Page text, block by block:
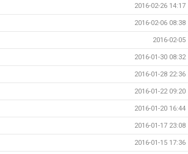
2016-02-26 14:17
2016-02-06 08:38
2016-02-05
2016-01-30 08:32
2016-01-28 22:36
2016-01-22 09:20
2016-01-20 16:44
2016-01-17 23:08
2016-01-15 17:36